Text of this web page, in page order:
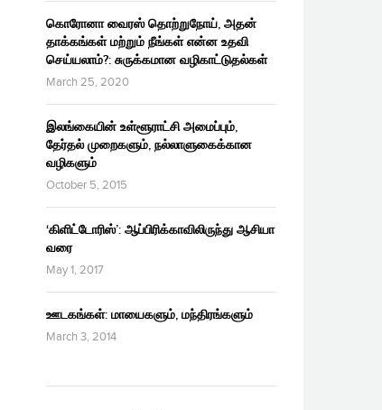
கொரோனா வைரஸ் தொற்றுநோய், அதன்
தாக்கங்கள் மற்றும் நீங்கள் என்ன உதவி
செய்யலாம்?: சுருக்கமான வழிகாட்டுதல்கள்
March 25, 2020
இலங்கையின் உள்ளூராட்சி அமைப்பும்,
தேர்தல் முறைகளும், நல்லாளுகைக்கான
வழிகளும்
October 5, 2015
‘கிளிட்டோரிஸ்’: ஆப்பிரிக்காவிலிருந்து ஆசியா
வரை
May 1, 2017
ஊடகங்கள்: மாயைகளும், மந்திரங்களும்
March 3, 2014